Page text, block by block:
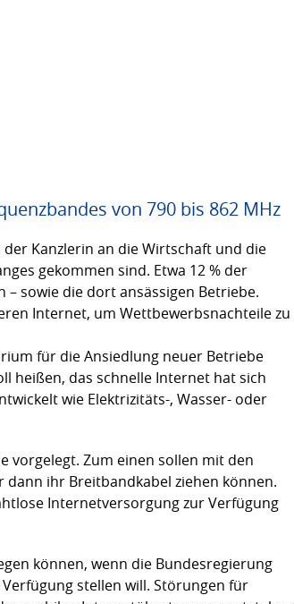
von 790 bis 862 MHz
Kanzlerin an die Wirtschaft und die
gekommen sind. Etwa 12 % der
sowie die dort ansässigen Betriebe.
Internet, um Wettbewerbsnachteile zu
für die Ansiedlung neuer Betriebe
heißen, das schnelle Internet hat sich
wie Elektrizitäts-, Wasser- oder
vorgelegt. Zum einen sollen mit den
ihr Breitbandkabel ziehen können.
Internetversorgung zur Verfügung
können, wenn die Bundesregierung
stellen will. Störungen für